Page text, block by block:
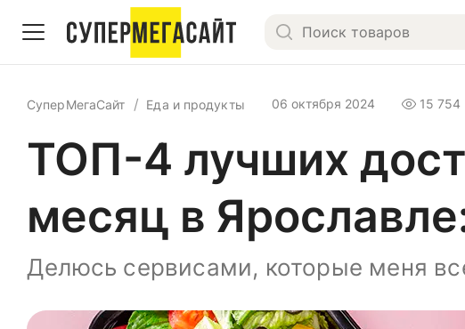
СуперМегаСайт Еда и продукты 06 октября 2024 15 754
ТОП-4 лучших
месяц в
Делюсь сервисами, которые меня